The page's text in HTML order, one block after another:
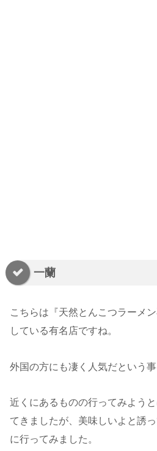
一蘭
こちらは『天然とんこつラーメ
している有名店ですね。
外国の方にも凄く人気だという事
近くにあるものの行ってみよう
てきましたが、美味しいよと誘
に行ってみました。